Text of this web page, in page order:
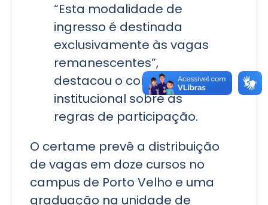
“Esta modalidade de
ingresso é destinada
exclusivamente às vagas
remanescentes”,
destacou o comunicado
institucional sobre as
regras de participação.
O certame prevê a distribuição
de vagas em doze cursos no
campus de Porto Velho e uma
graduação na unidade de